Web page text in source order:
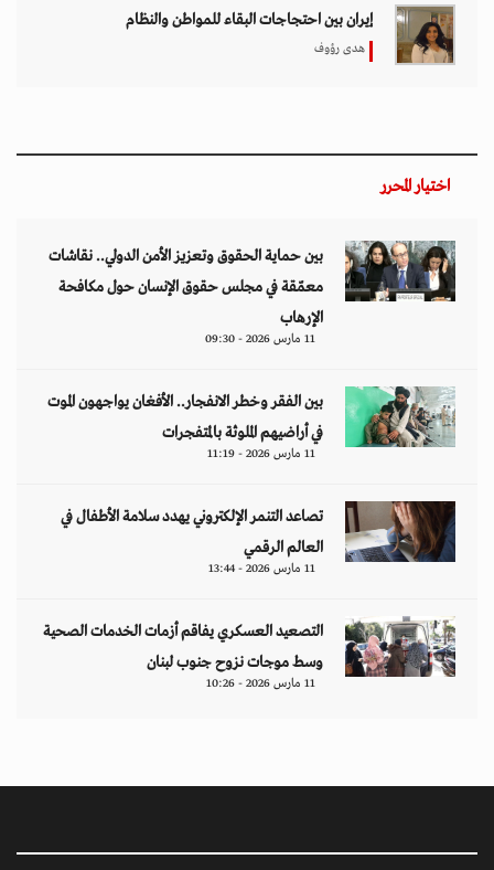
إيران بين احتجاجات البقاء للمواطن والنظام
هدى رؤوف
اختيار المحرر
بين حماية الحقوق وتعزيز الأمن الدولي.. نقاشات
معمّقة في مجلس حقوق الإنسان حول مكافحة
الإرهاب
11 مارس 2026 - 09:30
بين الفقر وخطر الانفجار.. الأفغان يواجهون الموت
في أراضيهم الملوثة بالمتفجرات
11 مارس 2026 - 11:19
تصاعد التنمر الإلكتروني يهدد سلامة الأطفال في
العالم الرقمي
11 مارس 2026 - 13:44
التصعيد العسكري يفاقم أزمات الخدمات الصحية
وسط موجات نزوح جنوب لبنان
11 مارس 2026 - 10:26